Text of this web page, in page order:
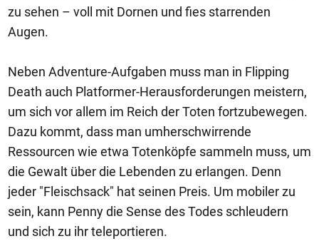
zu sehen – voll mit Dornen und fies starrenden
Augen.
Neben Adventure-Aufgaben muss man in Flipping
Death auch Platformer-Herausforderungen meistern,
um sich vor allem im Reich der Toten fortzubewegen.
Dazu kommt, dass man umherschwirrende
Ressourcen wie etwa Totenköpfe sammeln muss, um
die Gewalt über die Lebenden zu erlangen. Denn
jeder "Fleischsack" hat seinen Preis. Um mobiler zu
sein, kann Penny die Sense des Todes schleudern
und sich zu ihr teleportieren.